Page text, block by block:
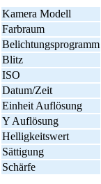
Kamera Modell
Farbraum
Belichtungsprogramm
Blitz
ISO
Datum/Zeit
Einheit Auflösung
Y Auflösung
Helligkeitswert
Sättigung
Schärfe